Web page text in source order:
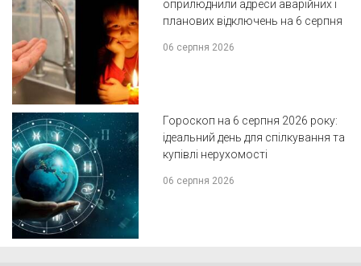
оприлюднили адреси аварійних і
планових відключень на 6 серпня
06 серпня 2026
Гороскоп на 6 серпня 2026 року:
ідеальний день для спілкування та
купівлі нерухомості
06 серпня 2026